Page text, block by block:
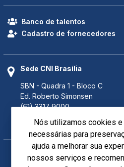
Banco de talentos
Cadastro de fornecedores
Sede CNI Brasília
SBN - Quadra 1 - Bloco C
Ed. Roberto Simonsen
(61) 3317 9000
Brasília - DF CEP 70040-903
Nós utilizamos cookies
necessárias para
ajuda a melhorar sua
nossos serviços e